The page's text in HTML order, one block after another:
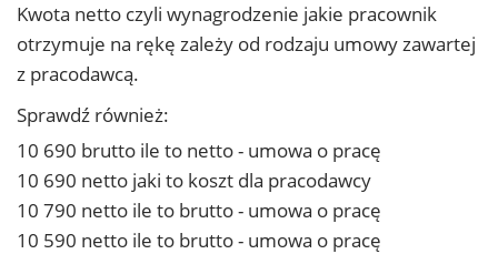
Kwota netto czyli wynagrodzenie jakie pracownik
otrzymuje na rękę zależy od rodzaju umowy zawartej
z pracodawcą.
Sprawdź również:
10 690 brutto ile to netto - umowa o pracę
10 690 netto jaki to koszt dla pracodawcy
10 790 netto ile to brutto - umowa o pracę
10 590 netto ile to brutto - umowa o pracę